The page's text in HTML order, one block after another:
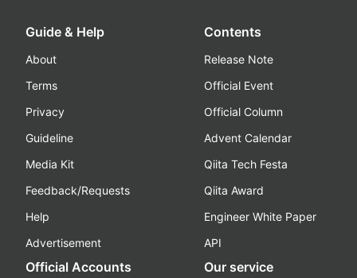
Guide & Help
About
Terms
Privacy
Guideline
Media Kit
Feedback/Requests
Help
Advertisement
Contents
Release Note
Official Event
Official Column
Advent Calendar
Qiita Tech Festa
Qiita Award
Engineer White Paper
API
Official Accounts Our service